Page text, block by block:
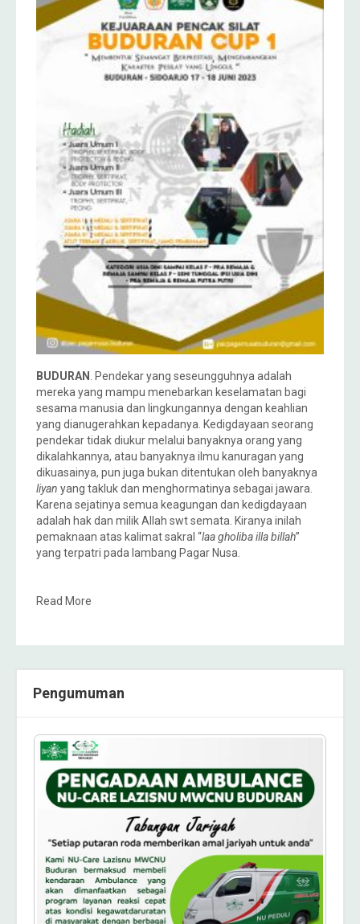
BUDURAN . Pendekar yang seseungguhnya adalah
mereka yang mampu menebarkan keselamatan bagi
sesama manusia dan lingkungannya dengan keahlian
yang dianugerahkan kepadanya. Kedigdayaan seorang
pendekar tidak diukur melalui banyaknya orang yang
dikalahkannya, atau banyaknya ilmu kanuragan yang
dikuasainya, pun juga bukan ditentukan oleh banyaknya
liyan yang takluk dan menghormatinya sebagai jawara.
Karena sejatinya semua keagungan dan kedigdayaan
adalah hak dan milik Allah swt semata. Kiranya inilah
pemaknaan atas kalimat sakral “laa gholiba illa billah”
yang terpatri pada lambang Pagar Nusa.
Read More
Pengumuman